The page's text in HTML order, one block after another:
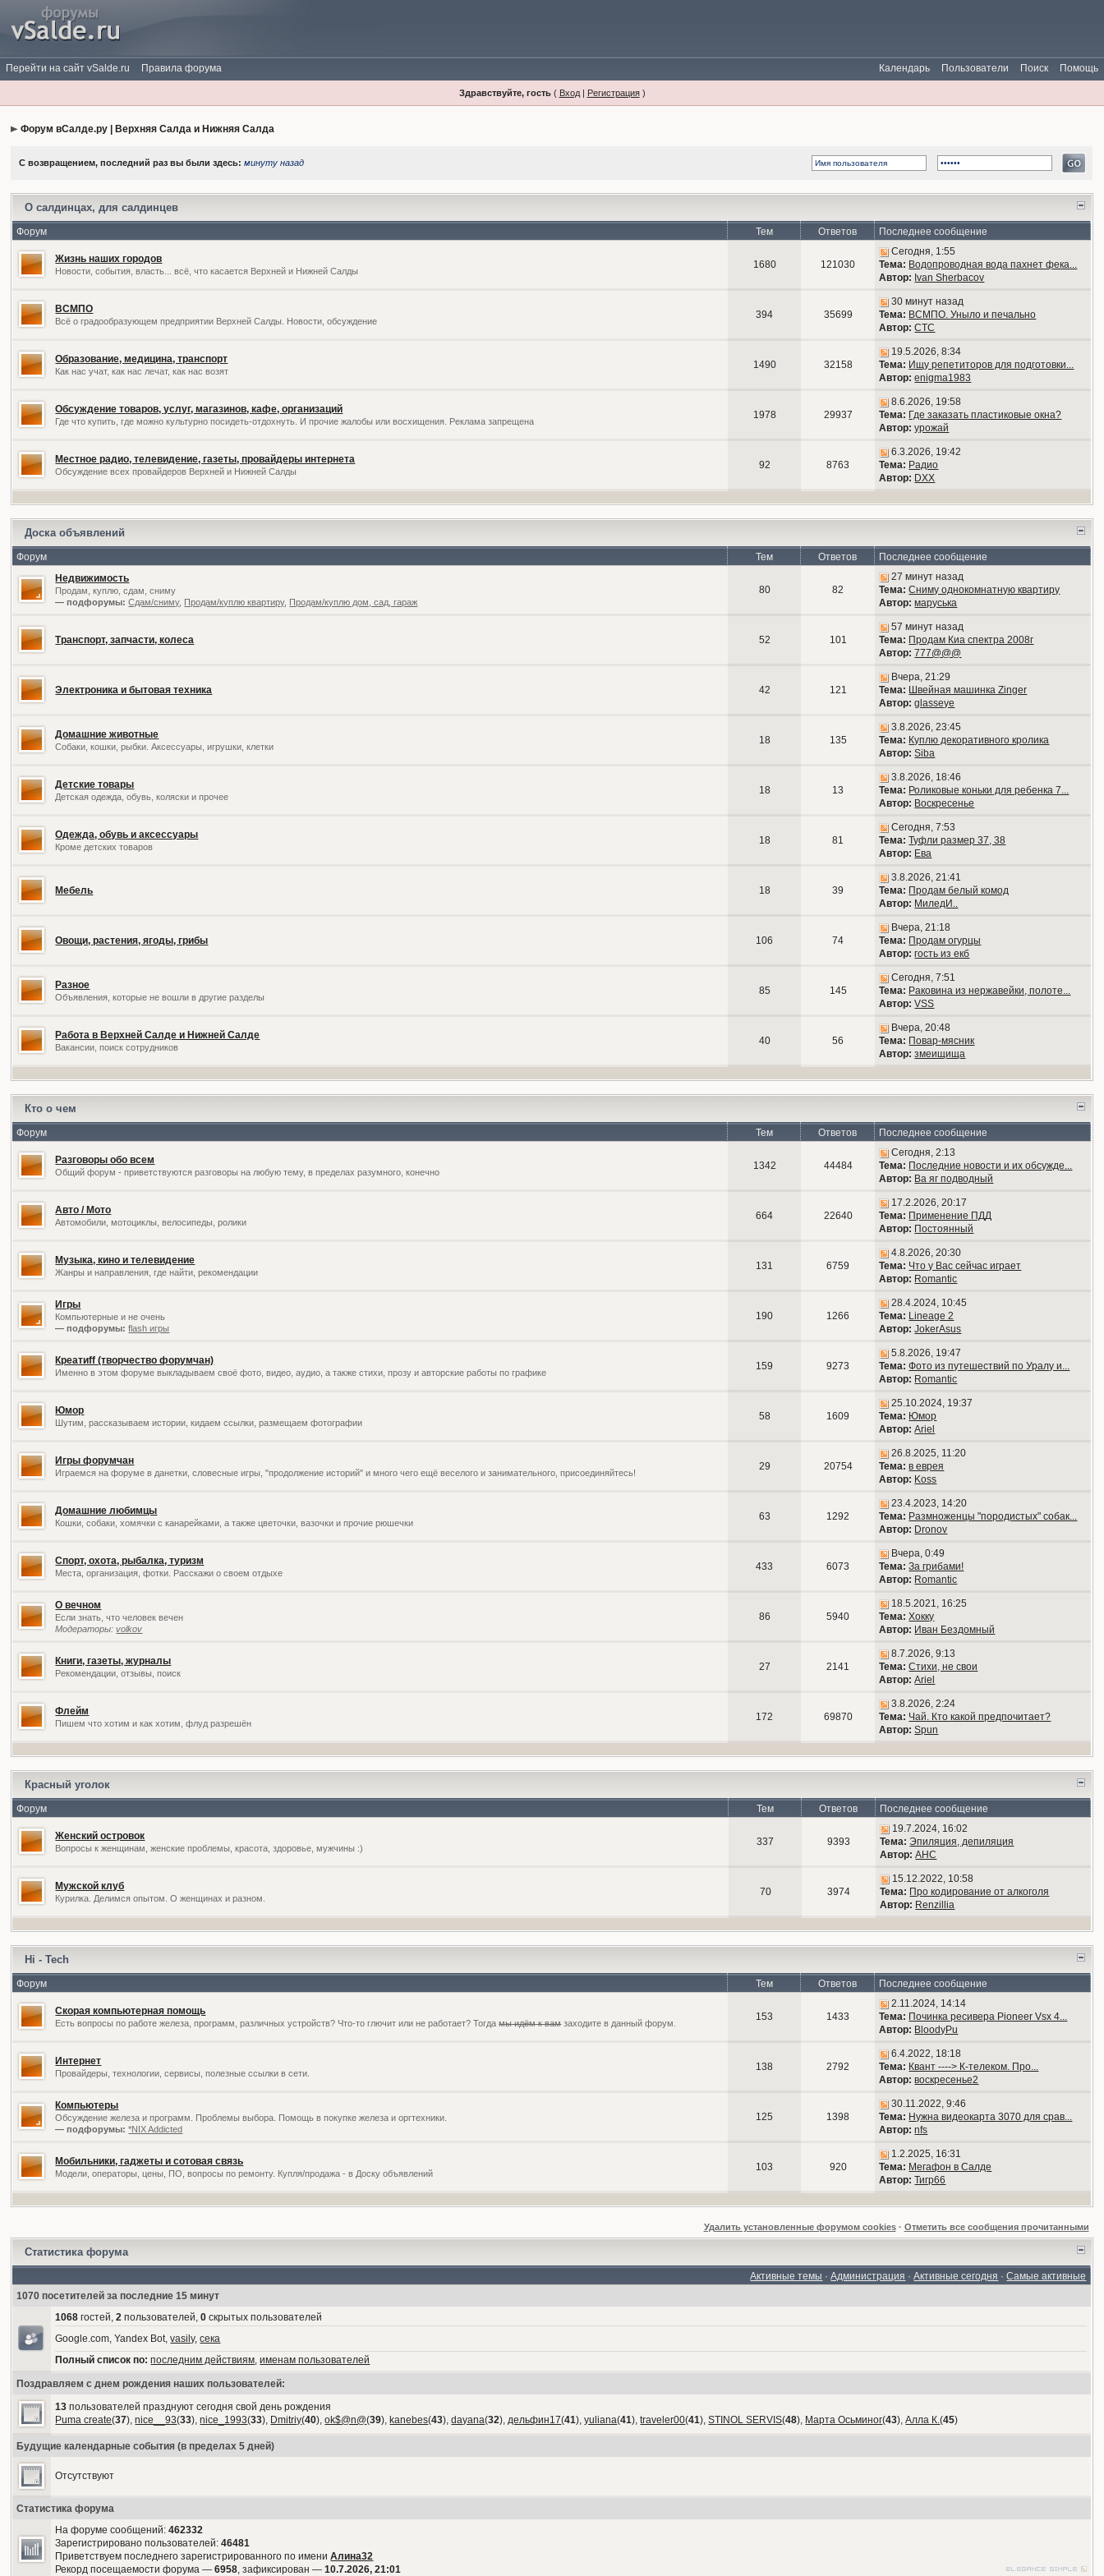
Перейти на сайт vSalde.ru Правила форума Помощь
Поиск
Пользователи
Календарь
Здравствуйте, гость( Вход| Регистрация)
Форум вСалде.ру | Верхняя Салда и Нижняя Салда
С возвращением, последний раз вы были здесь:минуту назад
О салдинцах, для салдинцев
Форум Тем Ответов Последнее сообщение
Жизнь наших городов
Новости, события, власть... всё, что касается Верхней и Нижней Салды
1680 121030
Сегодня, 1:55
Тема: Водопроводная вода пахнет фека...
Автор: Ivan Sherbacov
ВСМПО
Всё о градообразующем предприятии Верхней Салды. Новости, обсуждение
394 35699
30 минут назад
Тема: ВСМПО. Уныло и печально
Автор: СТС
Образование, медицина, транспорт
Как нас учат, как нас лечат, как нас возят
1490 32158
19.5.2026, 8:34
Тема: Ищу репетиторов для подготовки...
Автор: enigma1983
Обсуждение товаров, услуг, магазинов, кафе, организаций
Где что купить, где можно культурно посидеть-отдохнуть. И прочие жалобы или восхищения. Реклама запрещена
1978 29937
8.6.2026, 19:58
Тема: Где заказать пластиковые окна?
Автор: урожай
Местное радио, телевидение, газеты, провайдеры интернета
Обсуждение всех провайдеров Верхней и Нижней Салды
92 8763
6.3.2026, 19:42
Тема: Радио
Автор: DXX
Доска объявлений
Форум Тем Ответов
Последнее сообщение
Недвижимость
Продам, куплю, сдам, сниму
— подфорумы: Сдам/сниму, Продам/куплю квартиру, Продам/куплю дом, сад, гараж
80 82
27 минут назад
Тема: Сниму однокомнатную квартиру
Автор: маруська
Транспорт, запчасти, колеса 52 101
57 минут назад
Тема: Продам Киа спектра 2008г
Автор: 777@@@
Электроника и бытовая техника 42 121
Вчера, 21:29
Тема: Швейная машинка Zinger
Автор: glasseye
Домашние животные
Собаки, кошки, рыбки. Аксессуары, игрушки, клетки
18 135
3.8.2026, 23:45
Тема: Куплю декоративного кролика
Автор: Siba
Детские товары
Детская одежда, обувь, коляски и прочее
18 13
3.8.2026, 18:46
Тема: Роликовые коньки для ребенка 7...
Автор: Воскресенье
Одежда, обувь и аксессуары
Кроме детских товаров
18 81
Сегодня, 7:53
Тема: Туфли размер 37, 38
Автор: Ева
Мебель 18 39
3.8.2026, 21:41
Тема: Продам белый комод
Автор: МиледИ..
Овощи, растения, ягоды, грибы 106 74
Вчера, 21:18
Тема: Продам огурцы
Автор: гость из екб
Разное
Объявления, которые не вошли в другие разделы
85 145
Сегодня, 7:51
Тема: Раковина из нержавейки, полоте...
Автор: VSS
Работа в Верхней Салде и Нижней Салде
Вакансии, поиск сотрудников
40 56
Вчера, 20:48
Тема: Повар-мясник
Автор: змеищища
Кто о чем
Форум Тем Ответов Последнее сообщение
Разговоры обо всем
Общий форум - приветствуются разговоры на любую тему, в пределах разумного, конечно
1342 44484
Сегодня, 2:13
Тема: Последние новости и их обсужде...
Автор: Ва яг подводный
Авто / Мото
Автомобили, мотоциклы, велосипеды, ролики
664 22640
17.2.2026, 20:17
Тема: Применение ПДД
Автор: Постоянный
Музыка, кино и телевидение
Жанры и направления, где найти, рекомендации
131 6759
4.8.2026, 20:30
Тема: Что у Вас сейчас играет
Автор: Romantic
Игры
Компьютерные и не очень
— подфорумы: flash игры
190 1266
28.4.2024, 10:45
Тема: Lineage 2
Автор: JokerAsus
Креатиff (творчество форумчан)
Именно в этом форуме выкладываем своё фото, видео, аудио, а также стихи, прозу и авторские работы по графике
159 9273
5.8.2026, 19:47
Тема: Фото из путешествий по Уралу и...
Автор: Romantic
Юмор
Шутим, рассказываем истории, кидаем ссылки, размещаем фотографии
58 1609
25.10.2024, 19:37
Тема: Юмор
Автор: Ariel
Игры форумчан
Играемся на форуме в данетки, словесные игры, "продолжение историй" и много чего ещё веселого и занимательного, присоединяйтесь!
29 20754
26.8.2025, 11:20
Тема: в еврея
Автор: Koss
Домашние любимцы
Кошки, собаки, хомячки с канарейками, а также цветочки, вазочки и прочие рюшечки
63 1292
23.4.2023, 14:20
Тема: Размноженцы "породистых" собак...
Автор: Dronov
Спорт, охота, рыбалка, туризм
Места, организация, фотки. Расскажи о своем отдыхе
433 6073
Вчера, 0:49
Тема: За грибами!
Автор: Romantic
О вечном
Если знать, что человек вечен
Модераторы:volkov
86 5940
18.5.2021, 16:25
Тема: Хокку
Автор: Иван Бездомный
Книги, газеты, журналы
Рекомендации, отзывы, поиск
27 2141
8.7.2026, 9:13
Тема: Стихи, не свои
Автор: Ariel
Флейм
Пишем что хотим и как хотим, флуд разрешён
172 69870
3.8.2026, 2:24
Тема: Чай. Кто какой предпочитает?
Автор: Spun
Красный уголок
Форум Тем Ответов Последнее сообщение
Женский островок
Вопросы к женщинам, женские проблемы, красота, здоровье, мужчины :)
337 9393
19.7.2024, 16:02
Тема: Эпиляция, депиляция
Автор: АНС
Мужской клуб
Курилка. Делимся опытом. О женщинах и разном.
70 3974
15.12.2022, 10:58
Тема: Про кодирование от алкоголя
Автор: Renzillia
Hi - Tech
Форум Тем Ответов Последнее сообщение
Скорая компьютерная помощь
Есть вопросы по работе железа, программ, различных устройств? Что-то глючит или не работает? Тогдамы идём к вамзаходите в данный форум.
153 1433
2.11.2024, 14:14
Тема: Починка ресивера Pioneer Vsx 4...
Автор: BloodyPu
Интернет
Провайдеры, технологии, сервисы, полезные ссылки в сети.
138 2792
6.4.2022, 18:18
Тема: Квант ----> К-телеком. Про...
Автор: воскресенье2
Компьютеры
Обсуждение железа и программ. Проблемы выбора. Помощь в покупке железа и оргтехники.
— подфорумы: *NIX Addicted
125 1398
30.11.2022, 9:46
Тема: Нужна видеокарта 3070 для срав...
Автор: nfs
Мобильники, гаджеты и сотовая связь
Модели, операторы, цены, ПО, вопросы по ремонту. Купля/продажа - в Доску объявлений
103 920
1.2.2025, 16:31
Тема: Мегафон в Салде
Автор: Тигр66
Удалить установленные форумом cookies· Отметить все сообщения прочитанными
Статистика форума
Активные темы ·Администрация ·Активные сегодня ·Самые активные
1070 посетителей за последние 15 минут
1068 гостей,2 пользователей,0 скрытых пользователей
Google.com, Yandex Bot,vasily,сека
Полный список по: последним действиям,именам пользователей
Поздравляем с днем рождения наших пользователей:
13 пользователей празднуют сегодня свой день рождения
Puma create(37),nice__93(33),nice_1993(33), Dmitriy(40),ok$@n@(39), kanebes(43),dayana(32),дельфин17(41),yuliana(41),traveler00(41),STINOL SERVIS(48), Марта Осьминог(43),Алла К.(45)
Будущие календарные события (в пределах 5 дней)
Отсутствуют
Статистика форума
На форуме сообщений:462332
Зарегистрировано пользователей:46481
Приветствуем последнего зарегистрированного по имениАлина32
Рекорд посещаемости форума —6958, зафиксирован —10.7.2026, 21:01